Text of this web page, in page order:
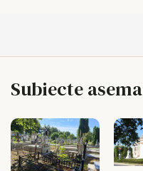
Subiecte